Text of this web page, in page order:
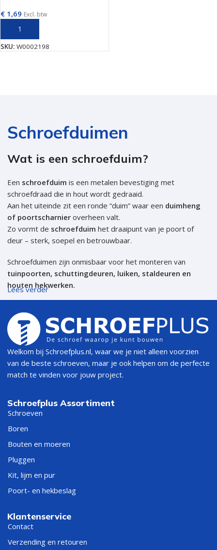
€ 1,69 Excl. btw
SKU: W0002198
Schroefduimen
Wat is een schroefduim?
Een schroefduim is een metalen bevestiging met
schroefdraad die in hout wordt gedraaid.
Aan het uiteinde zit een ronde “duim” waar een duimheng
of poortscharnier overheen valt.
Zo vormt de schroefduim het draaipunt van je poort of
deur – sterk, soepel en betrouwbaar.
Schroefduimen zijn onmisbaar voor het monteren van
tuinpoorten, schuttingdeuren, luiken, staldeuren en
houten hekwerken.
Soorten schroefduimen bij
Schroefplus.nl
BijSchroefplus.nlvind je drie uitvoeringen van
schroefduimen – elk met unieke voordelen.
Zwarte schroefduimen
Deschroefduim zwartis populair vanwege zijn moderne,
stijlvolle uitstraling.
De sterke zwarte poedercoating beschermt tegen roest en
slijtage.
• Geschikt voor moderne tuinpoorten, schuttingen en
buitenprojecten
Verzinkte schroefduimen
Onze verzinkte schroefduimen
hoogwaardig staal met een beschermende zinklaag.
Ze bieden uitstekende corrosiebestendigheid en zijn
Lees verder
Welkom bij Schroefplus.nl, waar we je niet alleen voorzien
van de beste schroeven, maar je ook helpen om de perfecte
match te vinden voor jouw project.
Schroefplus Assortiment
Schroeven
Boren
Bouten en moeren
Pluggen
Kit, lijm en pur
Poort- en hekbeslag
Klantenservice
Contact
Verzending en retouren